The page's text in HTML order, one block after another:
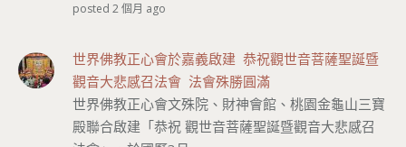
posted 2 個月 ago
世界佛教正心會於嘉義啟建 恭祝觀世音菩薩聖誕暨
觀音大悲感召法會 法會殊勝圓滿
世界佛教正心會文殊院、財神會館、桃園金龜山三寶
殿聯合啟建「恭祝 觀世音菩薩聖誕暨觀音大悲感召